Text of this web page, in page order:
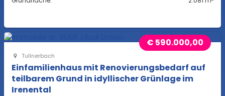
€ 590.000,00
Tullnerbach
Einfamilienhaus mit Renovierungsbedarf auf
teilbarem Grund in idyllischer Grünlage im
Irenental